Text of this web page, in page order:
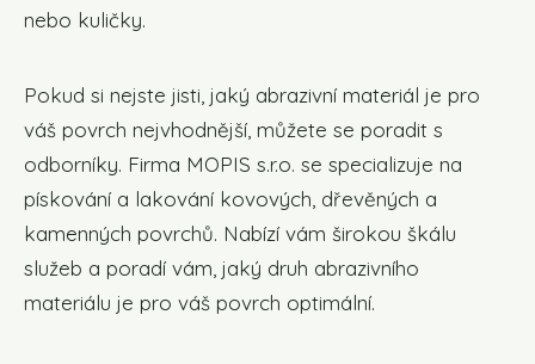
nebo kuličky.
Pokud si nejste jisti, jaký abrazivní materiál je pro
váš povrch nejvhodnější, můžete se poradit s
odborníky. Firma MOPIS s.r.o. se specializuje na
pískování a lakování kovových, dřevěných a
kamenných povrchů. Nabízí vám širokou škálu
služeb a poradí vám, jaký druh abrazivního
materiálu je pro váš povrch optimální.